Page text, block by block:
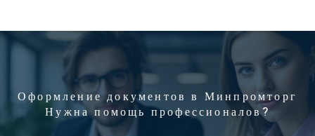
Оформление документов в Минпромторг
Нужна помощь профессионалов?